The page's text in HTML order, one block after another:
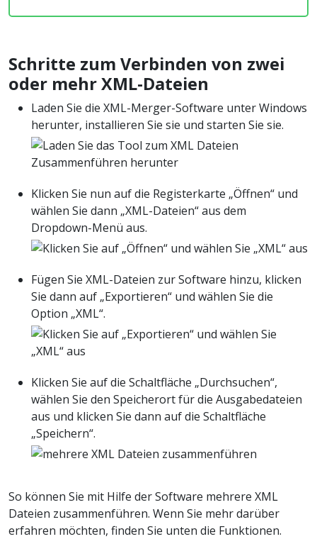
Schritte zum Verbinden von zwei
oder mehr XML-Dateien
Laden Sie die XML-Merger-Software unter Windows
herunter, installieren Sie sie und starten Sie sie.
Klicken Sie nun auf die Registerkarte „Öffnen“ und
wählen Sie dann „XML-Dateien“ aus dem
Dropdown-Menü aus.
Fügen Sie XML-Dateien zur Software hinzu, klicken
Sie dann auf „Exportieren“ und wählen Sie die
Option „XML“.
Klicken Sie auf die Schaltfläche „Durchsuchen“,
wählen Sie den Speicherort für die Ausgabedateien
aus und klicken Sie dann auf die Schaltfläche
„Speichern“.
So können Sie mit Hilfe der Software mehrere XML
Dateien zusammenführen. Wenn Sie mehr darüber
erfahren möchten, finden Sie unten die Funktionen.